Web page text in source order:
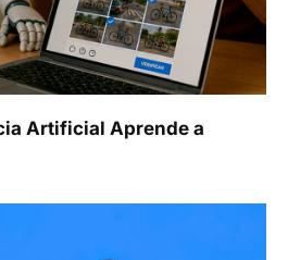
Artificial Aprende a